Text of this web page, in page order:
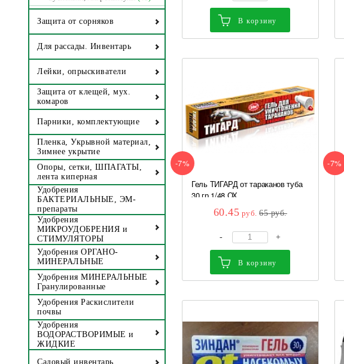
Защита от сорняков
Для рассады. Инвентарь
Лейки, опрыскиватели
Защита от клещей, мух.
комаров
Парники, комплектующие
Пленка, Укрывной материал,
Зимнее укрытие
Опоры, сетки, ШПАГАТЫ,
лента киперная
Удобрения
БАКТЕРИАЛЬНЫЕ, ЭМ-
препараты
Удобрения
МИКРОУДОБРЕНИЯ и
СТИМУЛЯТОРЫ
Удобрения ОРГАНО-
МИНЕРАЛЬНЫЕ
Удобрения МИНЕРАЛЬНЫЕ
Гранулированные
Удобрения Раскислители
почвы
Удобрения
ВОДОРАСТВОРИМЫЕ и
ЖИДКИЕ
Садовый инвентарь
В корзину
-7%
Гель ТИГАРД от тараканов туба
30 гр 1/48 ОХ
60.45 руб. 65руб.
- +
В корзину
-7%